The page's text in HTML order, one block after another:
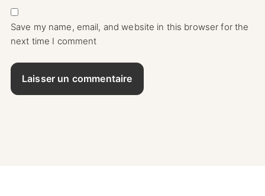
Save my name, email, and website in this browser for the
next time I comment